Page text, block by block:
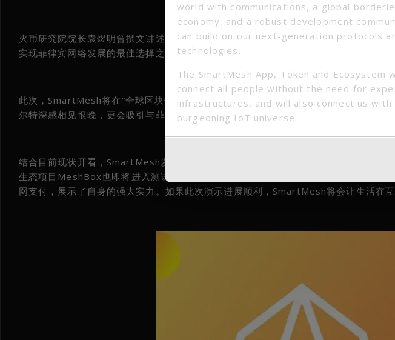
火币研究院院长袁煜明曾撰文讲述区块链如何改造生产关系，其中诸多理念都可用于
实现菲律宾网络发展的最佳选择之一。
此次，SmartMesh将在“全球区块链高峰论坛”现场介绍项目优势、进展并进行项目演示
尔特深感相见恨晚，更会吸引与菲律宾有着类似网络发展需求的国家。
结合目前现状开看，SmartMesh发展迅速，生态系统中的Spectrum（光谱）公链、
生态项目MeshBox也即将进入测试机生产阶段。就在前不久，SmartMesh刚刚在火币
网支付，展示了自身的强大实力。如果此次演示进展顺利，SmartMesh将会让生活在
world with communications, a global
economy, and a robust development
can build on our next-generation protocols
technologies.
The SmartMesh App, Token and Ecosystem
connect all people without the need for
infrastructures, and will also connect us with
burgeoning IoT universe.